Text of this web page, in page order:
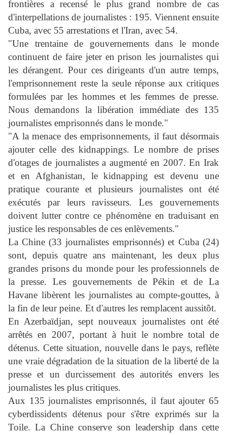
frontières a recensé le plus grand nombre de cas
d'interpellations de journalistes : 195. Viennent ensuite
Cuba, avec 55 arrestations et l'Iran, avec 54.
"Une trentaine de gouvernements dans le monde
continuent de faire jeter en prison les journalistes qui
les dérangent. Pour ces dirigeants d'un autre temps,
l'emprisonnement reste la seule réponse aux critiques
formulées par les hommes et les femmes de presse.
Nous demandons la libération immédiate des 135
journalistes emprisonnés dans le monde."
"A la menace des emprisonnements, il faut désormais
ajouter celle des kidnappings. Le nombre de prises
d'otages de journalistes a augmenté en 2007. En Irak
et en Afghanistan, le kidnapping est devenu une
pratique courante et plusieurs journalistes ont été
exécutés par leurs ravisseurs. Les gouvernements
doivent lutter contre ce phénomène en traduisant en
justice les responsables de ces enlèvements."
La Chine (33 journalistes emprisonnés) et Cuba (24)
sont, depuis quatre ans maintenant, les deux plus
grandes prisons du monde pour les professionnels de
la presse. Les gouvernements de Pékin et de La
Havane libèrent les journalistes au compte-gouttes, à
la fin de leur peine. Et d'autres les remplacent aussitôt.
En Azerbaïdjan, sept nouveaux journalistes ont été
arrêtés en 2007, portant à huit le nombre total de
détenus. Cette situation, nouvelle dans le pays, reflète
une vraie dégradation de la situation de la liberté de la
presse et un durcissement des autorités envers les
journalistes les plus critiques.
Aux 135 journalistes emprisonnés, il faut ajouter 65
cyberdissidents détenus pour s'être exprimés sur la
Toile. La Chine conserve son leadership dans cette